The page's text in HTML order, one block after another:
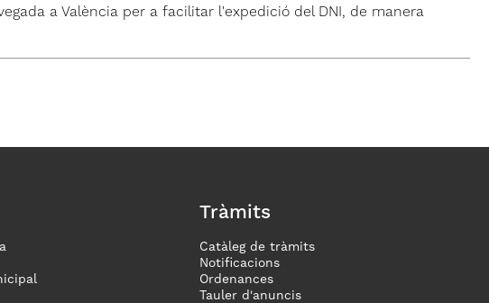
a València per a facilitar l'expedició del DNI, de manera
Tràmits
Catàleg de tràmits
Notificacions
Ordenances
Tauler d'anuncis